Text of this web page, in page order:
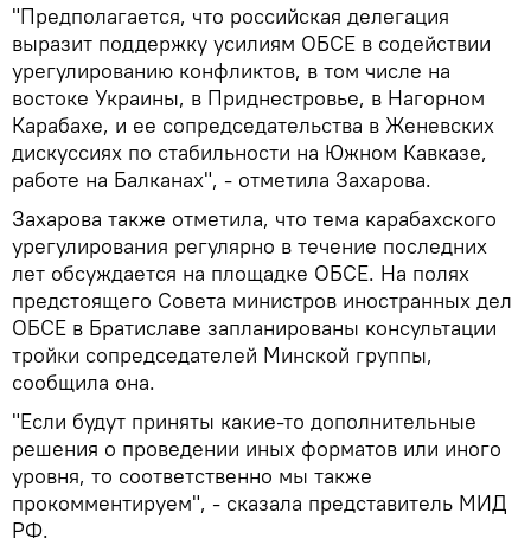
"Предполагается, что российская делегация
выразит поддержку усилиям ОБСЕ в содействии
урегулированию конфликтов, в том числе на
востоке Украины, в Приднестровье, в Нагорном
Карабахе, и ее сопредседательства в Женевских
дискуссиях по стабильности на Южном Кавказе,
работе на Балканах", - отметила Захарова.
Захарова также отметила, что тема карабахского
урегулирования регулярно в течение последних
лет обсуждается на площадке ОБСЕ. На полях
предстоящего Совета министров иностранных дел
ОБСЕ в Братиславе запланированы консультации
тройки сопредседателей Минской группы,
сообщила она.
"Если будут приняты какие-то дополнительные
решения о проведении иных форматов или иного
уровня, то соответственно мы также
прокомментируем", - сказала представитель МИД
РФ.